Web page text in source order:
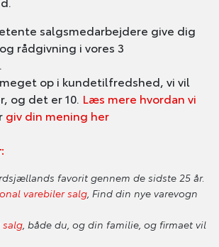
salgsmedarbejdere give dig
rådgivning i vores 3
op i kundetilfredshed, vi vil
og det er 10. Læs mere hvordan vi
giv din mening her
favorit gennem de sidste 25 år.
varebiler salg , Find din nye varevogn
salg , både du, og din familie, og firmaet vil